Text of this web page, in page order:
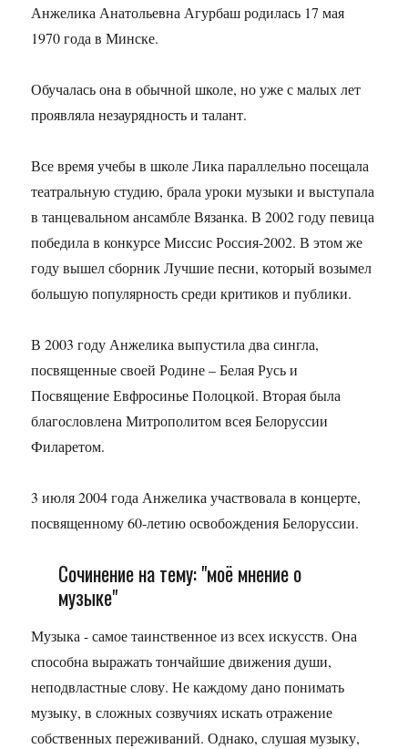
Анжелика Анатольевна Агурбаш родилась 17 мая
1970 года в Минске.
Обучалась она в обычной школе, но уже с малых лет
проявляла незаурядность и талант.
Все время учебы в школе Лика параллельно посещала
театральную студию, брала уроки музыки и выступала
в танцевальном ансамбле Вязанка. В 2002 году певица
победила в конкурсе Миссис Россия-2002. В этом же
году вышел сборник Лучшие песни, который возымел
большую популярность среди критиков и публики.
В 2003 году Анжелика выпустила два сингла,
посвященные своей Родине – Белая Русь и
Посвящение Евфросинье Полоцкой. Вторая была
благословлена Митрополитом всея Белоруссии
Филаретом.
3 июля 2004 года Анжелика участвовала в концерте,
посвященному 60-летию освобождения Белоруссии.
Сочинение на тему: "моё мнение о
музыке"
Музыка - самое таинственное из всех искусств. Она
способна выражать тончайшие движения души,
неподвластные слову. Не каждому дано понимать
музыку, в сложных созвучиях искать отражение
собственных переживаний. Однако, слушая музыку,